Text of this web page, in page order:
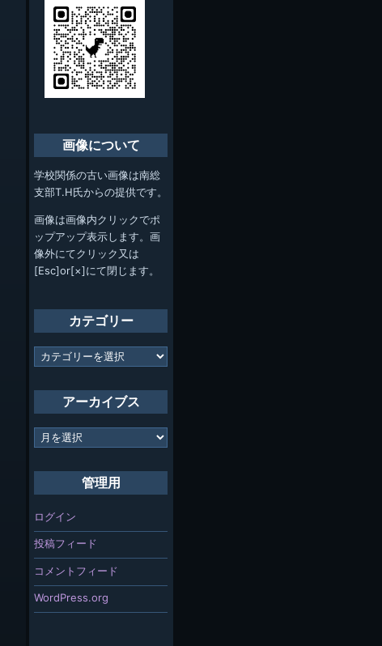
画像について
学校関係の古い画像は南総
支部T.H氏からの提供です。
画像は画像内クリックでポ
ップアップ表示します。画
像外にてクリック又は
[Esc]or[×]にて閉じます。
カテゴリー
カ
テ
ー
アーカイブス
ア
ー
管理用
ログイン
投稿フィード
コメントフィード
WordPress.org